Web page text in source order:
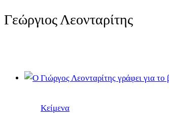
Γεώργιος Λεονταρίτης
Κείμενα